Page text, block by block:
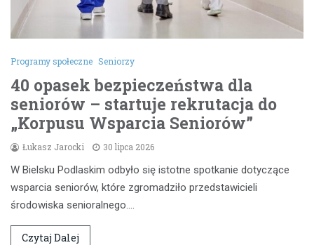
Programy społeczne Seniorzy
40 opasek bezpieczeństwa dla
seniorów – startuje rekrutacja do
„Korpusu Wsparcia Seniorów”
Łukasz Jarocki 30 lipca 2026
W Bielsku Podlaskim odbyło się istotne spotkanie dotyczące
wsparcia seniorów, które zgromadziło przedstawicieli
środowiska senioralnego.…
Czytaj Dalej